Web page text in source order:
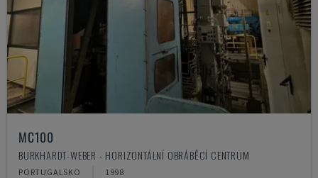
MC100
BURKHARDT-WEBER - HORIZONTÁLNÍ OBRÁBĚCÍ CENTRUM
PORTUGALSKO 1998